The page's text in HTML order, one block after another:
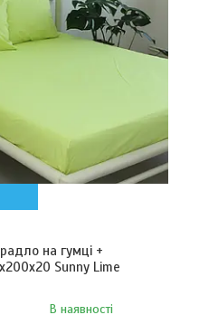
на гумці +
Sunny Lime
В наявності